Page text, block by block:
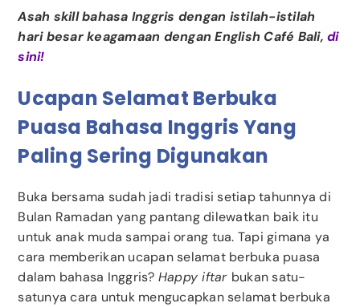
Asah skill bahasa Inggris dengan istilah-istilah
hari besar keagamaan dengan English Café Bali,di
sini!
Ucapan Selamat Berbuka
Puasa Bahasa Inggris Yang
Paling Sering Digunakan
Buka bersama sudah jadi tradisi setiap tahunnya di
Bulan Ramadan yang pantang dilewatkan baik itu
untuk anak muda sampai orang tua. Tapi gimana ya
cara memberikan ucapan selamat berbuka puasa
dalam bahasa Inggris? Happy iftar bukan satu-
satunya cara untuk mengucapkan selamat berbuka